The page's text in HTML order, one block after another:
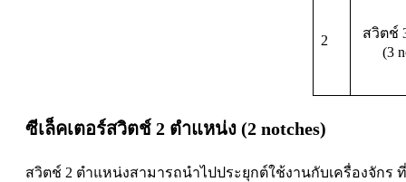
2
สวิตช์
(3
ซีเล็คเตอร์สวิตช์ 2 ตำแหน่ง (2 notches)
สวิตช์ 2 ตำแหน่งสามารถนำไปประยุกต์ใช้งานกับเครื่องจักร